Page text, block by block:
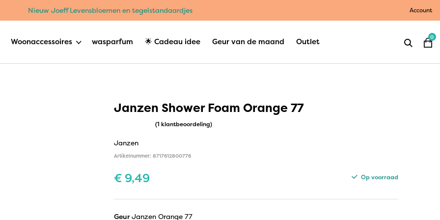
Nieuw Joeff Levensbloemen en tegelstandaardjes Account
Woonaccessoires wasparfum 🌟 Cadeau idee Geur van de maand Outlet 0
Janzen Shower Foam Orange 77
(1 klantbeoordeling)
Janzen
Artikelnummer: 8717612800776
€9,49 Op voorraad
GeurJanzen Orange 77